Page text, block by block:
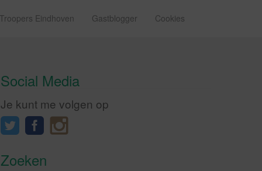
Eindhoven Gastblogger Cookies
Social Media
Je kunt me volgen op
Zoeken